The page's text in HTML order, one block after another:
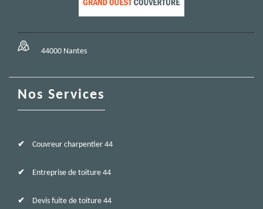
44000 Nantes
Nos Services
Couvreur charpentier 44
Entreprise de toiture 44
Devis fuite de toiture 44